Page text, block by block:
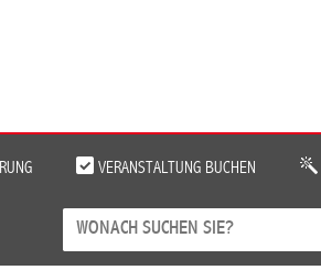
VERANSTALTUNG BUCHEN